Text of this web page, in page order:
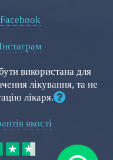
використана для
лікування, та не
лікаря.
якості